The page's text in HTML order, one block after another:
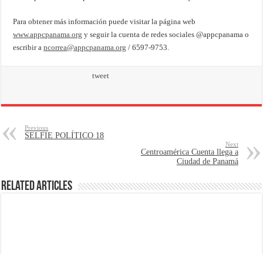
Para obtener más información puede visitar la página web
www.appcpanama.org y seguir la cuenta de redes sociales @appcpanama o
escribir ancorrea@appcpanama.org / 6597-9753.
tweet
Previous
SELFIE POLÍTICO 18
Next
Centroamérica Cuenta llega a
Ciudad de Panamá
Related Articles